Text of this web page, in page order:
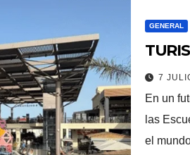
GENERAL
7
En un
las
el